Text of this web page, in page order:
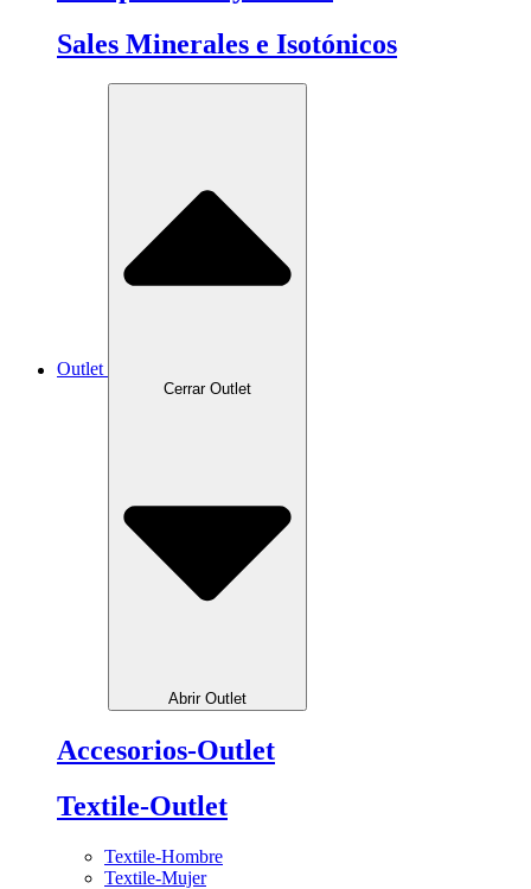
Sales Minerales e Isotónicos
Outlet
Cerrar Outlet
Abrir Outlet
Accesorios-Outlet
Textile-Outlet
Textile-Hombre
Textile-Mujer